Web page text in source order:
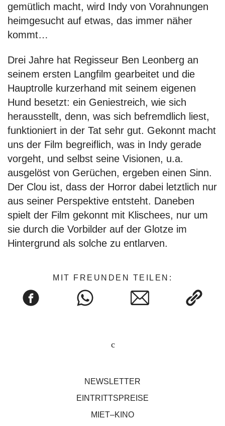
gemütlich macht, wird Indy von Vorahnungen
heimgesucht auf etwas, das immer näher
kommt…
Drei Jahre hat Regisseur Ben Leonberg an
seinem ersten Langfilm gearbeitet und die
Hauptrolle kurzerhand mit seinem eigenen
Hund besetzt: ein Geniestreich, wie sich
herausstellt, denn, was sich befremdlich liest,
funktioniert in der Tat sehr gut. Gekonnt macht
uns der Film begreiflich, was in Indy gerade
vorgeht, und selbst seine Visionen, u.a.
ausgelöst von Gerüchen, ergeben einen Sinn.
Der Clou ist, dass der Horror dabei letztlich nur
aus seiner Perspektive entsteht. Daneben
spielt der Film gekonnt mit Klischees, nur um
sie durch die Vorbilder auf der Glotze im
Hintergrund als solche zu entlarven.
MIT FREUNDEN TEILEN:
NEWSLETTER
EINTRITTSPREISE
MIET–KINO